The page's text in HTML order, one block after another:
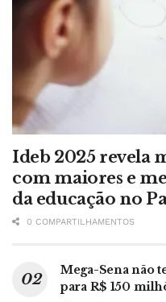
Ideb 2025 revela
com maiores e
da educação no
0 COMPARTILHAMENTOS
Mega-Sena não
para R$ 150